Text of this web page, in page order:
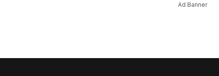
Ad Banner